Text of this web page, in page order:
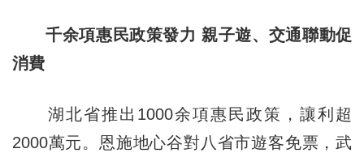
千余項惠民政策發力 親子遊、交通聯動促
消費
湖北省推出1000余項惠民政策，讓利超
2000萬元。恩施地心谷對八省市遊客免票，武